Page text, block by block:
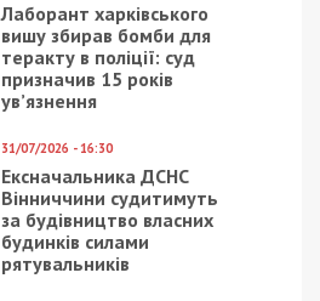
Лаборант харківського
вишу збирав бомби для
теракту в поліції: суд
призначив 15 років
ув’язнення
31/07/2026 - 16:30
Ексначальника ДСНС
Вінниччини судитимуть
за будівництво власних
будинків силами
рятувальників